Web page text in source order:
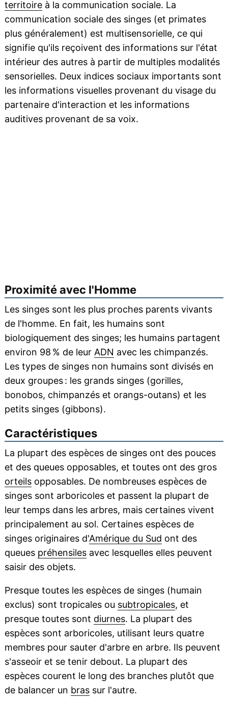
territoireà la communication sociale. La
communication sociale des singes (et primates
plus généralement) est multisensorielle, ce qui
signifie qu'ils reçoivent des informations sur l'état
intérieur des autres à partir de multiples modalités
sensorielles. Deux indices sociaux importants sont
les informations visuelles provenant du visage du
partenaire d'interaction et les informations
auditives provenant de sa voix.
Proximité avec l'Homme
Les singes sont les plus proches parents vivants
de l'homme. En fait, les humains sont
biologiquement des singes; les humains partagent
environ 98 % de leur ADN avec les chimpanzés.
Les types de singes non humains sont divisés en
deux groupes : les grands singes (gorilles,
bonobos, chimpanzés et orangs-outans) et les
petits singes (gibbons).
Caractéristiques
La plupart des espèces de singes ont des pouces
et des queues opposables, et toutes ont des gros
orteilsopposables. De nombreuses espèces de
singes sont arboricoles et passent la plupart de
leur temps dans les arbres, mais certaines vivent
principalement au sol. Certaines espèces de
singes originaires d'Amérique du Sud ont des
queues préhensilesavec lesquelles elles peuvent
saisir des objets.
Presque toutes les espèces de singes (humain
exclus) sont tropicales ou subtropicales, et
presque toutes sont diurnes. La plupart des
espèces sont arboricoles, utilisant leurs quatre
membres pour sauter d'arbre en arbre. Ils peuvent
s'asseoir et se tenir debout. La plupart des
espèces courent le long des branches plutôt que
de balancer un brassur l'autre.